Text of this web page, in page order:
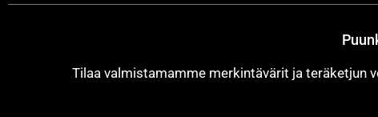
Tilaa valmistamamme merkintävärit ja teräketjun